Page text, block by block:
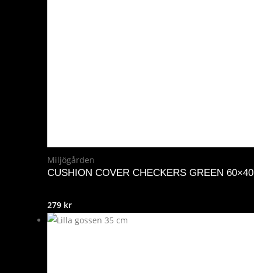
Miljögården
CUSHION COVER CHECKERS GREEN 60×40
279 kr